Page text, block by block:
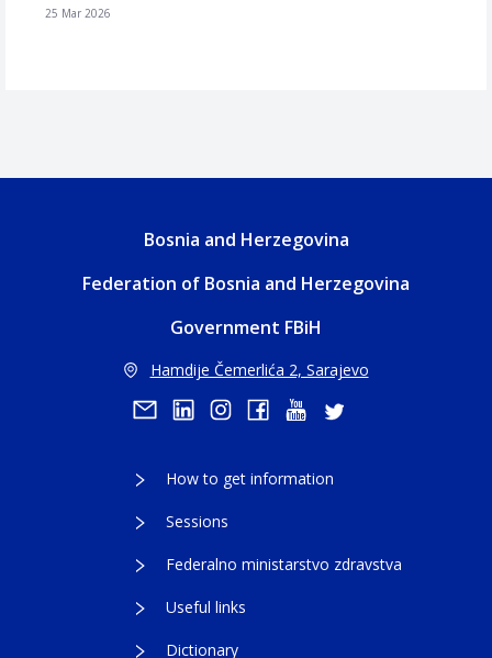
25 Mar 2026
Bosnia and Herzegovina
Federation of Bosnia and Herzegovina
Government FBiH
Hamdije Čemerlića 2, Sarajevo
How to get information
Sessions
Federalno ministarstvo zdravstva
Useful links
Dictionary